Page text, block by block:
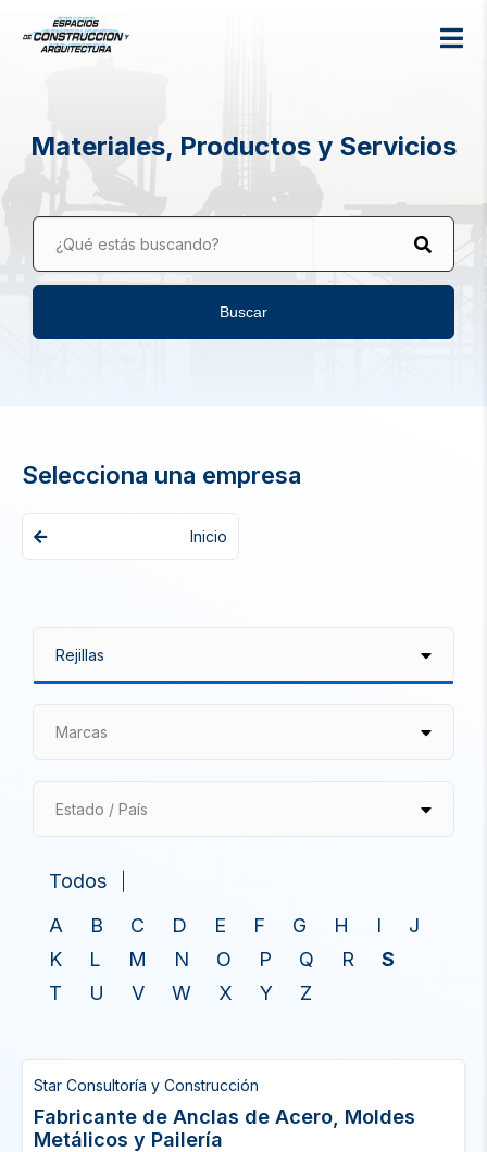
Materiales, Productos y Servicios
¿Qué estás buscando?
Buscar
Selecciona una empresa
Inicio
Marcas
Estado / País
Todos
A
B C D E F G H I
J
K
L M N O P Q R
S
T
U V W X Y Z
Star Consultoría y Construcción
Fabricante de Anclas de Acero, Moldes
Metálicos y Pailería